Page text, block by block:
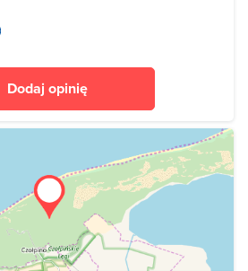
Dodaj opinię